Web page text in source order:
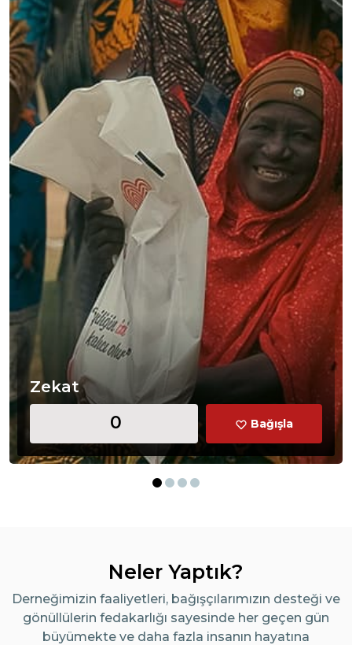
Zekat
Bağışla
Neler Yaptık?
Derneğimizin faaliyetleri, bağışçılarımızın desteği ve
gönüllülerin fedakarlığı sayesinde her geçen gün
büyümekte ve daha fazla insanın hayatına